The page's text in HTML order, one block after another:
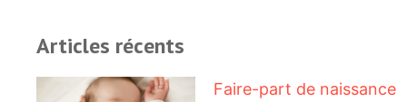
Articles récents
Faire-part de naissance